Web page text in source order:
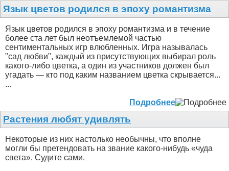
Язык цветов родился в эпоху романтизма
Язык цветов родился в эпоху романтизма и в течение
более ста лет был неотъемлемой частью
сентиментальных игр влюбленных. Игра называлась
"сад любви", каждый из присутствующих выбирал роль
какого-либо цветка, а один из участников должен был
угадать — кто под каким названием цветка скрывается...
...
Подробнее
Растения любят удивлять
Некоторые из них настолько необычны, что вполне
могли бы претендовать на звание какого-нибудь «чуда
света». Судите сами.